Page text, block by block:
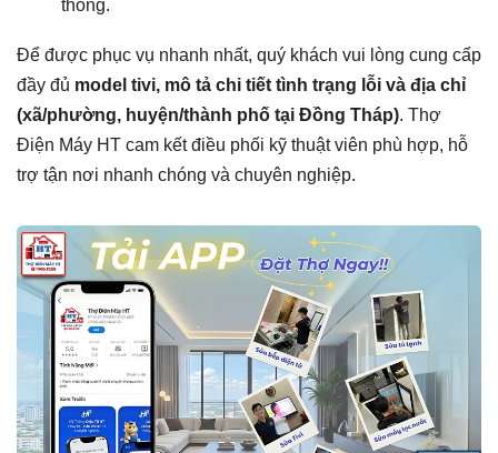
thống.
Để được phục vụ nhanh nhất, quý khách vui lòng cung cấp
đầy đủ model tivi, mô tả chi tiết tình trạng lỗi và địa chỉ
(xã/phường, huyện/thành phố tại Đồng Tháp). Thợ
Điện Máy HT cam kết điều phối kỹ thuật viên phù hợp, hỗ
trợ tận nơi nhanh chóng và chuyên nghiệp.